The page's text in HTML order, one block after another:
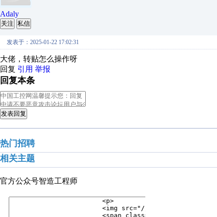
Adaly
关注 私信
发表于：2025-01-22 17:02:31
大佬，转贴怎么操作呀
回复 引用 举报
回复本条
发表回复
热门招聘
相关主题
官方公众号智造工程师